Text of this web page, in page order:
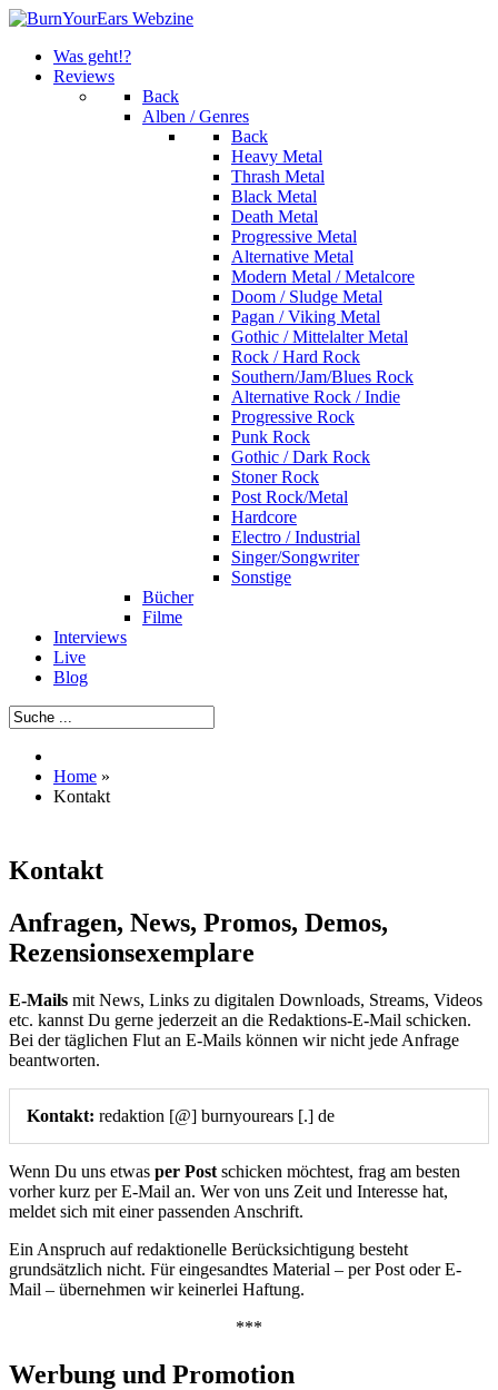
Was geht!?
Reviews
Back
Alben / Genres
Back
Heavy Metal
Thrash Metal
Black Metal
Death Metal
Progressive Metal
Alternative Metal
Modern Metal / Metalcore
Doom / Sludge Metal
Pagan / Viking Metal
Gothic / Mittelalter Metal
Rock / Hard Rock
Southern/Jam/Blues Rock
Alternative Rock / Indie
Progressive Rock
Punk Rock
Gothic / Dark Rock
Stoner Rock
Post Rock/Metal
Hardcore
Electro / Industrial
Singer/Songwriter
Sonstige
Bücher
Filme
Interviews
Live
Blog
Home »
Kontakt
Kontakt
Anfragen, News, Promos, Demos,
Rezensionsexemplare
E-Mails mit News, Links zu digitalen Downloads, Streams, Videos
etc. kannst Du gerne jederzeit an die Redaktions-E-Mail schicken.
Bei der täglichen Flut an E-Mails können wir nicht jede Anfrage
beantworten.
Kontakt: redaktion [@] burnyourears [.] de
Wenn Du uns etwas per Post schicken möchtest, frag am besten
vorher kurz per E-Mail an. Wer von uns Zeit und Interesse hat,
meldet sich mit einer passenden Anschrift.
Ein Anspruch auf redaktionelle Berücksichtigung besteht
grundsätzlich nicht. Für eingesandtes Material – per Post oder E-
Mail – übernehmen wir keinerlei Haftung.
***
Werbung und Promotion